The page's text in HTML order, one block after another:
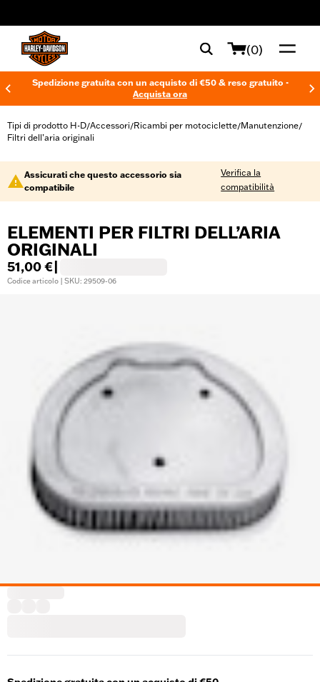
(0)
Spedizione gratuita con un acquisto di €50 & reso gratuito -
Acquista ora
Tipi di prodotto H-D/Accessori/Ricambi per motociclette/Manutenzione/
Filtri dell’aria originali
Assicurati che questo accessorio sia
compatibile
Verifica la
compatibilità
ELEMENTI PER FILTRI DELL’ARIA
ORIGINALI
51,00 €
Codice articolo | SKU: 29509-06